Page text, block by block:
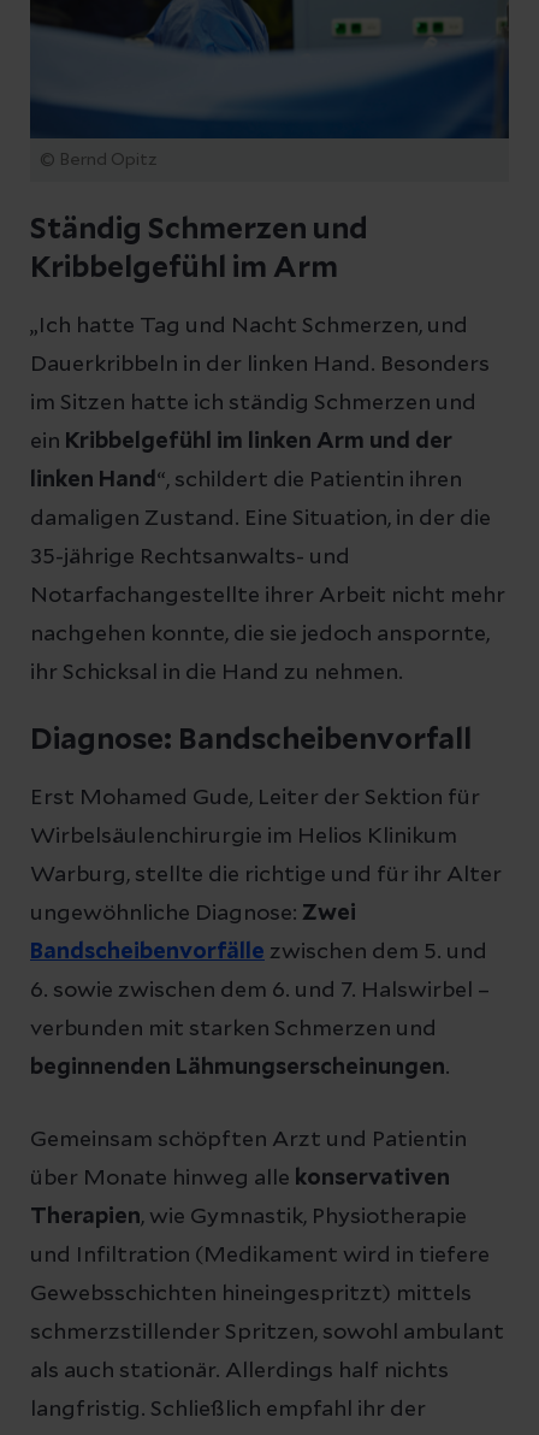
© Bernd Opitz
Ständig Schmerzen und
Kribbelgefühl im Arm
„Ich hatte Tag und Nacht Schmerzen, und
Dauerkribbeln in der linken Hand. Besonders
im Sitzen hatte ich ständig Schmerzen und
ein Kribbelgefühl im linken Arm und der
linken Hand “, schildert die Patientin ihren
damaligen Zustand. Eine Situation, in der die
35-jährige Rechtsanwalts- und
Notarfachangestellte ihrer Arbeit nicht mehr
nachgehen konnte, die sie jedoch anspornte,
ihr Schicksal in die Hand zu nehmen.
Diagnose: Bandscheibenvorfall
Erst Mohamed Gude, Leiter der Sektion für
Wirbelsäulenchirurgie im Helios Klinikum
Warburg, stellte die richtige und für ihr Alter
ungewöhnliche Diagnose: Zwei
Bandscheibenvorfälle zwischen dem 5. und
6. sowie zwischen dem 6. und 7. Halswirbel –
verbunden mit starken Schmerzen und
beginnenden Lähmungserscheinungen.
Gemeinsam schöpften Arzt und Patientin
über Monate hinweg alle konservativen
Therapien, wie Gymnastik, Physiotherapie
und Infiltration (Medikament wird in tiefere
Gewebsschichten hineingespritzt) mittels
schmerzstillender Spritzen, sowohl ambulant
als auch stationär. Allerdings half nichts
langfristig. Schließlich empfahl ihr der